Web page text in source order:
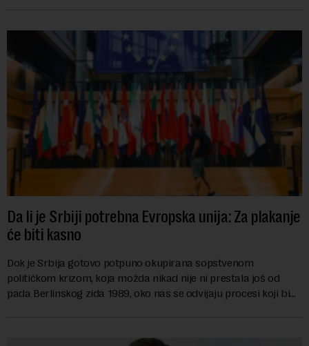
Da li je Srbiji potrebna Evropska unija: Za plakanje
će biti kasno
Dok je Srbija gotovo potpuno okupirana sopstvenom
političkom krizom, koja možda nikad nije ni prestala još od
pada Berlinskog zida 1989, oko nas se odvijaju procesi koji bi